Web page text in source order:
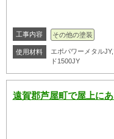
工事内容 その他の塗装
使用材料
エポパワーメタル
ド1500JY
遠賀郡芦屋町で屋上に